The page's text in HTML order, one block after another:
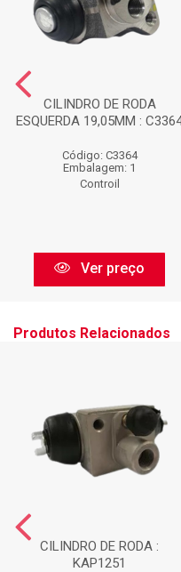
CILINDRO DE RODA
ESQUERDA 19,05MM :
Código: C3364
Embalagem: 1
Controil
Ver preço
Produtos Relacionados
CILINDRO DE RODA :
KAP1251